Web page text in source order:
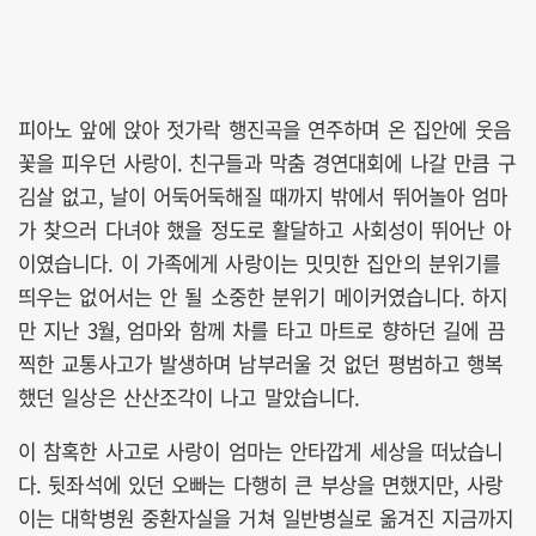
피아노 앞에 앉아 젓가락 행진곡을 연주하며 온 집안에 웃음
꽃을 피우던 사랑이. 친구들과 막춤 경연대회에 나갈 만큼 구
김살 없고, 날이 어둑어둑해질 때까지 밖에서 뛰어놀아 엄마
가 찾으러 다녀야 했을 정도로 활달하고 사회성이 뛰어난 아
이였습니다. 이 가족에게 사랑이는 밋밋한 집안의 분위기를
띄우는 없어서는 안 될 소중한 분위기 메이커였습니다. 하지
만 지난 3월, 엄마와 함께 차를 타고 마트로 향하던 길에 끔
찍한 교통사고가 발생하며 남부러울 것 없던 평범하고 행복
했던 일상은 산산조각이 나고 말았습니다.
이 참혹한 사고로 사랑이 엄마는 안타깝게 세상을 떠났습니
다. 뒷좌석에 있던 오빠는 다행히 큰 부상을 면했지만, 사랑
이는 대학병원 중환자실을 거쳐 일반병실로 옮겨진 지금까지